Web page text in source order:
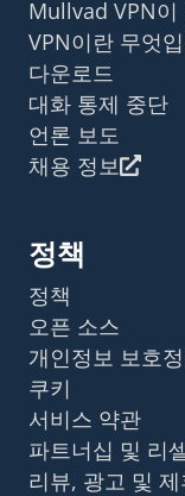
Mullvad VPN이
VPN이란 무엇
다운로드
대화 통제 중단
언론 보도
채용 정보
정책
정책
오픈 소스
개인정보 보호
쿠키
서비스 약관
파트너십 및 리
리뷰, 광고 및 제